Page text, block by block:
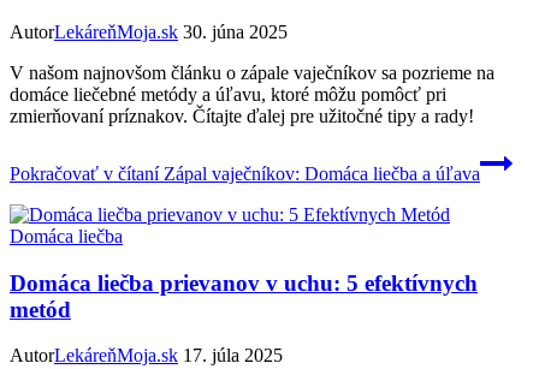
AutorLekáreňMoja.sk 30. júna 2025
V našom najnovšom článku o zápale vaječníkov sa pozrieme na
domáce liečebné metódy a úľavu, ktoré môžu pomôcť pri
zmierňovaní príznakov. Čítajte ďalej pre užitočné tipy a rady!
Pokračovať v čítaníZápal vaječníkov: Domáca liečba a úľava
Domáca liečba
Domáca liečba prievanov v uchu: 5 efektívnych
metód
AutorLekáreňMoja.sk 17. júla 2025